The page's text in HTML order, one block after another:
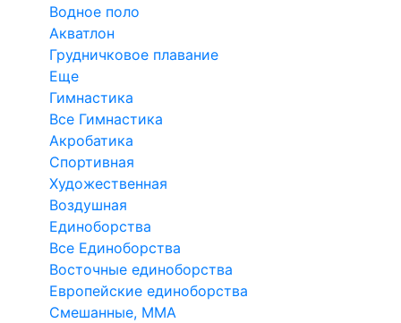
Водное поло
Акватлон
Грудничковое плавание
Еще
Гимнастика
Все Гимнастика
Акробатика
Спортивная
Художественная
Воздушная
Единоборства
Все Единоборства
Восточные единоборства
Европейские единоборства
Смешанные, ММА